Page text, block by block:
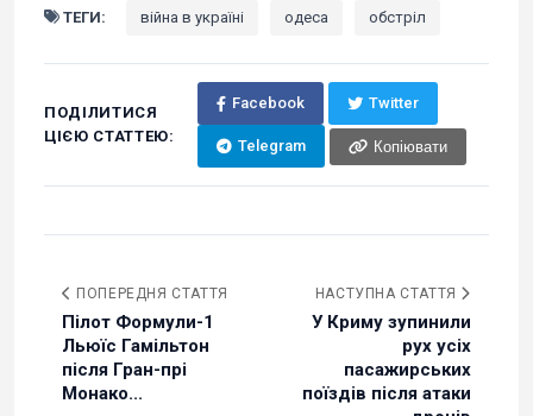
ТЕГИ: війна в україні одеса обстріл
ПОДІЛИТИСЯ
ЦІЄЮ СТАТТЕЮ:
Facebook Twitter
Telegram Копіювати
ПОПЕРЕДНЯ СТАТТЯ
Пілот Формули-1
Льюїс Гамільтон
після Гран-прі
Монако...
НАСТУПНА СТАТТЯ
У Криму зупинили
рух усіх
пасажирських
поїздів після атаки